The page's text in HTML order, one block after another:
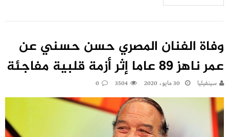
وفاة الفنان المصري حسن حسني عن
عمر ناهز 89 عاما إثر أزمة قلبية مفاجئة
سينفيليا 30 مايو، 2020 3504
0